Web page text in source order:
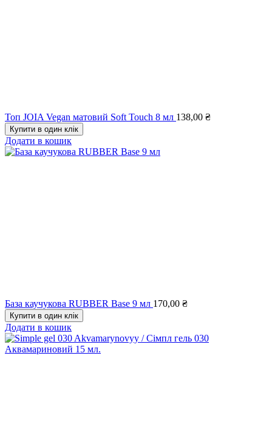
Топ JOIA Vegan матовий Soft Touch 8 мл 138,00 ₴
Купити в один клік
Додати в кошик
База каучукова RUBBER Base 9 мл 170,00 ₴
Купити в один клік
Додати в кошик